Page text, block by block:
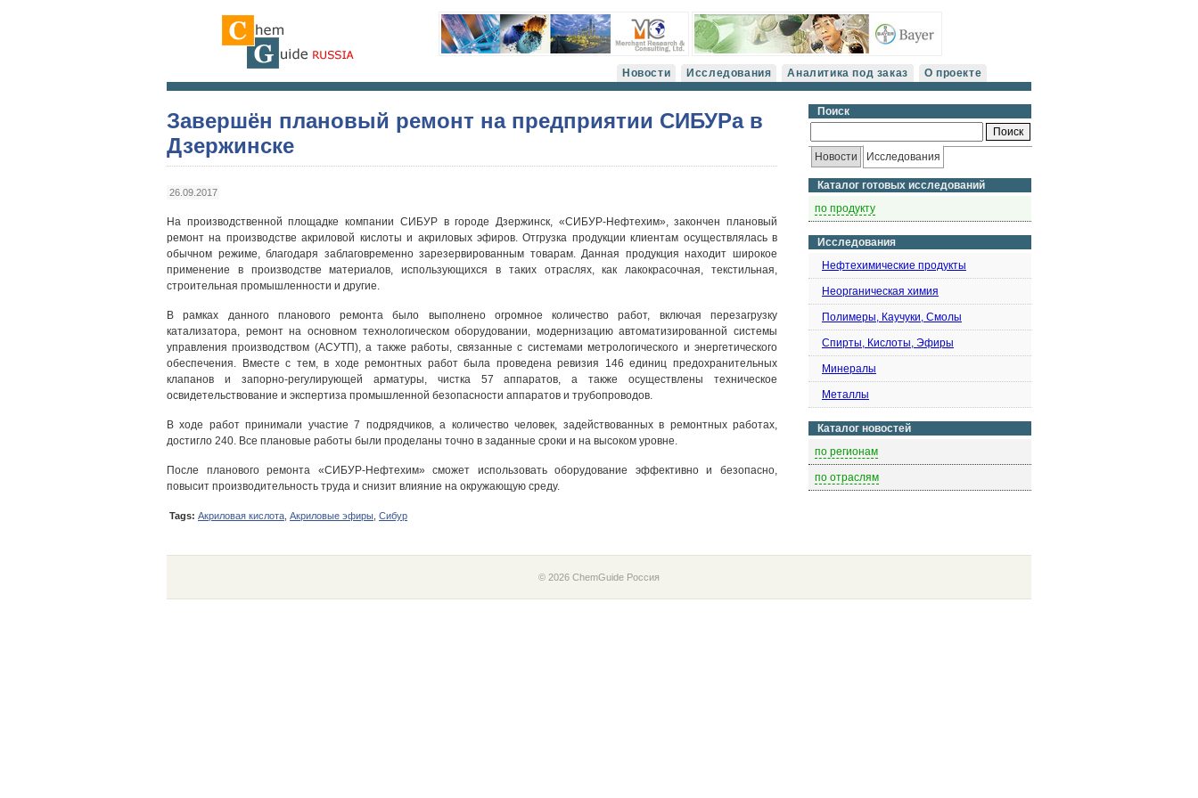
Новости Исследования Аналитика под заказ О проекте
Завершён плановый ремонт на предприятии СИБУРа в
Дзержинске
26.09.2017
На производственной площадке компании СИБУР в городе Дзержинск, «СИБУР-Нефтехим», закончен плановый
ремонт на производстве акриловой кислоты и акриловых эфиров. Отгрузка продукции клиентам осуществлялась в
обычном режиме, благодаря заблаговременно зарезервированным товарам. Данная продукция находит широкое
применение в производстве материалов, использующихся в таких отраслях, как лакокрасочная, текстильная,
строительная промышленности и другие.
В рамках данного планового ремонта было выполнено огромное количество работ, включая перезагрузку
катализатора, ремонт на основном технологическом оборудовании, модернизацию автоматизированной системы
управления производством (АСУТП), а также работы, связанные с системами метрологического и энергетического
обеспечения. Вместе с тем, в ходе ремонтных работ была проведена ревизия 146 единиц предохранительных
клапанов и запорно-регулирующей арматуры, чистка 57 аппаратов, а также осуществлены техническое
освидетельствование и экспертиза промышленной безопасности аппаратов и трубопроводов.
В ходе работ принимали участие 7 подрядчиков, а количество человек, задействованных в ремонтных работах,
достигло 240. Все плановые работы были проделаны точно в заданные сроки и на высоком уровне.
После планового ремонта «СИБУР-Нефтехим» сможет использовать оборудование эффективно и безопасно,
повысит производительность труда и снизит влияние на окружающую среду.
Tags: Акриловая кислота Акриловые эфиры Сибур
Поиск
Новости Исследования
Каталог готовых исследований
по продукту
Исследования
Нефтехимические продукты
Неорганическая химия
Полимеры, Каучуки, Смолы
Спирты, Кислоты, Эфиры
Минералы
Металлы
Каталог новостей
по регионам
по отраслям
© 2026 ChemGuide Россия